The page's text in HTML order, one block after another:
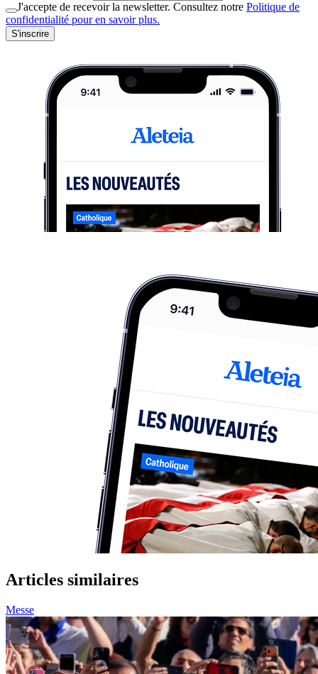
J'accepte de recevoir la newsletter. Consultez notre Politique de
confidentialité pour en savoir plus.
S'inscrire
Articles similaires
Messe